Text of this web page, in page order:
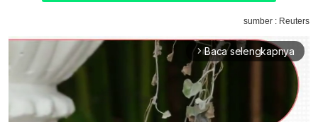
sumber : Reuters
arrow_forward_ios Baca selengkapnya